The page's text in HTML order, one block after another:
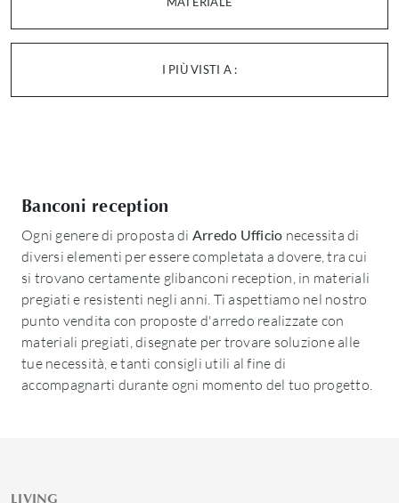
I PIÙ VISTI A :
Banconi reception
Ogni genere di proposta di Arredo Ufficio necessita di
diversi elementi per essere completata a dovere, tra cui
si trovano certamente glibanconi reception, in materiali
pregiati e resistenti negli anni. Ti aspettiamo nel nostro
punto vendita con proposte d'arredo realizzate con
materiali pregiati, disegnate per trovare soluzione alle
tue necessità, e tanti consigli utili al fine di
accompagnarti durante ogni momento del tuo progetto.
LIVING